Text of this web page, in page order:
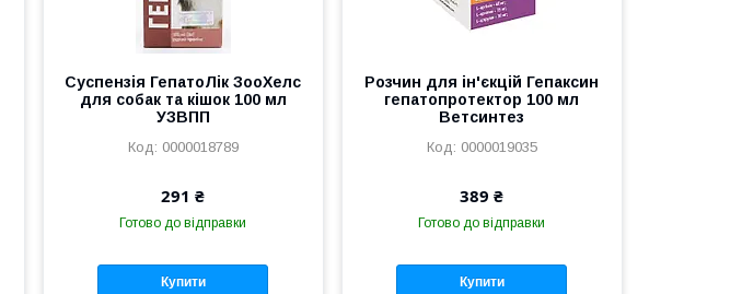
Суспензія ГепатоЛік ЗооХелс
для собак та кішок 100 мл
УЗВПП
0000018789
291 ₴
Готово до відправки
Купити
Розчин для ін'єкцій Гепаксин
гепатопротектор 100 мл
Ветсинтез
0000019035
389 ₴
Готово до відправки
Купити